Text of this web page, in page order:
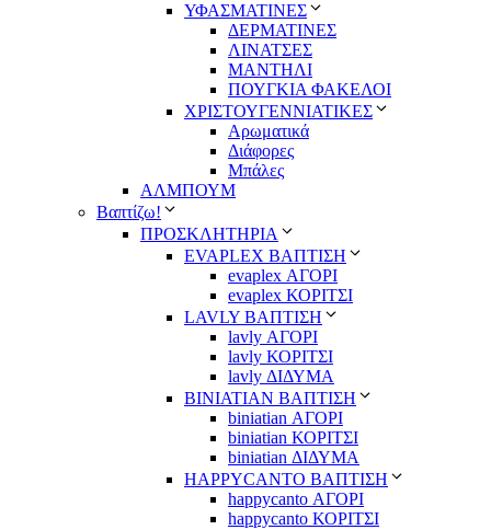
ΥΦΑΣΜΑΤΙΝΕΣ
ΔΕΡΜΑΤΙΝΕΣ
ΛΙΝΑΤΣΕΣ
ΜΑΝΤΗΛΙ
ΠΟΥΓΚΙΑ ΦΑΚΕΛΟΙ
ΧΡΙΣΤΟΥΓΕΝΝΙΑΤΙΚΕΣ
Αρωματικά
Διάφορες
Μπάλες
ΑΛΜΠΟΥΜ
Βαπτίζω!
ΠΡΟΣΚΛΗΤΗΡΙΑ
EVAPLEX ΒΑΠΤΙΣΗ
evaplex ΑΓΟΡΙ
evaplex ΚΟΡΙΤΣΙ
LAVLY ΒΑΠΤΙΣΗ
lavly ΑΓΟΡΙ
lavly ΚΟΡΙΤΣΙ
lavly ΔΙΔΥΜΑ
ΒΙΝΙΑΤΙΑΝ ΒΑΠΤΙΣΗ
biniatian ΑΓΟΡΙ
biniatian ΚΟΡΙΤΣΙ
biniatian ΔΙΔΥΜΑ
HAPPYCANTO ΒΑΠΤΙΣΗ
happycanto ΑΓΟΡΙ
happycanto ΚΟΡΙΤΣΙ